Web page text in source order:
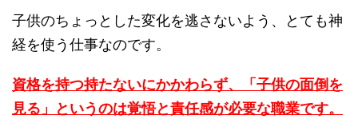
子供のちょっとした変化を逃さないよう、とても神
経を使う仕事なのです。
資格を持つ持たないにかかわらず、「子供の面倒を
見る」というのは覚悟と責任感が必要な職業です。